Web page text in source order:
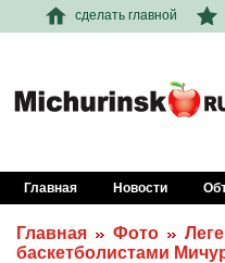
сделать главной
Главная Новости
Главная Фото
баскетболистами